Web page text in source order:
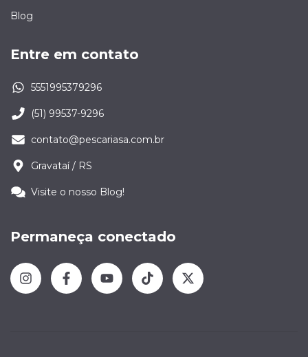
Blog
Entre em contato
5551995379296
(51) 99537-9296
contato@pescariasa.com.br
Gravataí / RS
Visite o nosso Blog!
Permaneça conectado